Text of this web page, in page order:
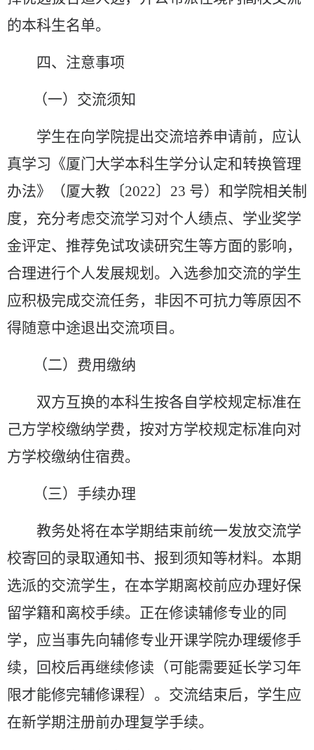
的本科生名单。
四、注意事项
（一）交流须知
学生在向学院提出交流培养申请前，应认
真学习《厦门大学本科生学分认定和转换管理
办法》（厦大教〔2022〕 23 号）和学院相关制
度，充分考虑交流学习对个人绩点、学业奖学
金评定、推荐免试攻读研究生等方面的影响，
合理进行个人发展规划。入选参加交流的学生
应积极完成交流任务，非因不可抗力等原因不
得随意中途退出交流项目 。
（二）费用缴纳
双方互换的本科生按各自学校规定标准在
己方学校缴纳学费，按对方学校规定标准向对
方学校缴纳住宿费。
（三）手续办理
教务处将在本学期结束前统一发放交流学
校寄回的录取通知书、报到须知等材料。本期
选派的交流学生，在本学期离校前应办理好保
留学籍和离校手续。正在修读辅修专业的同
学，应当事先向辅修专业开课学院办理缓修手
续，回校后再继续修读（可能需要延长学习年
限才能修完辅修课程）。交流结束后，学生应
在新学期注册前办理复学手续。